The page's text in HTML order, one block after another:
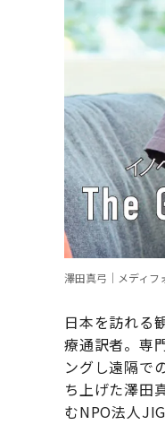
澤田真弓｜メディフ
日本を訪れる
療通訳者。専
ングし遠隔で
ち上げた澤田
むNPO法人